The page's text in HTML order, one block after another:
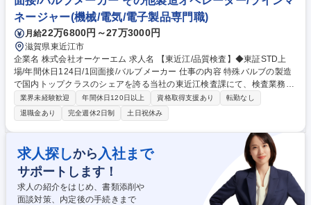
ツの焙煎・フライ・選別/DX推進企業
ネージャー(機械/電気/電子製品専門職)
月給22万6800円～27万3000円
滋賀県東近江市
企業名 株式会社オーケーエム 求人名 【東近江/品質検査】◆東証STD上
場/年間休日124日/1回面接/バルブメーカー 仕事の内容 特殊バルブの製造
で国内トップクラスのシェアを誇る当社の東近江検査課にて、検査業務を
はじめとした以下業務をおまかせします。 ※工場内は冷暖房を完備してお
り、働きやすい環境です！ 《業務内容》 ●検査業務全般：検査機を使用し
た各種バルブの性能試験、海外工場から入荷したバルブの受入検査、受験
品の立会検査 等 ●出荷前最終検査：梱包箱内の製品を検品し、シール貼
付、型式確認等、簡易な仕様確認検査 ●検査データのシステム入力・整
理、必要図面の出図、検査成績書の作成 ※バルブの移動等でクレーン・フ
ォークリフトを使用いたします。 募集職種 【東近江/品質検査】◆東証ST
D上場/年間休日124日/1回面接/バルブメーカー
業界未経験歓迎 年間休日120日以上 資格取得支援あり
転勤なし
退職金あり
完全週休2日制 土日祝休み
求人探しから 入社まで
サポートします！
求人の紹介をはじめ、書類添削や
面談対策、内定後の手続きまで